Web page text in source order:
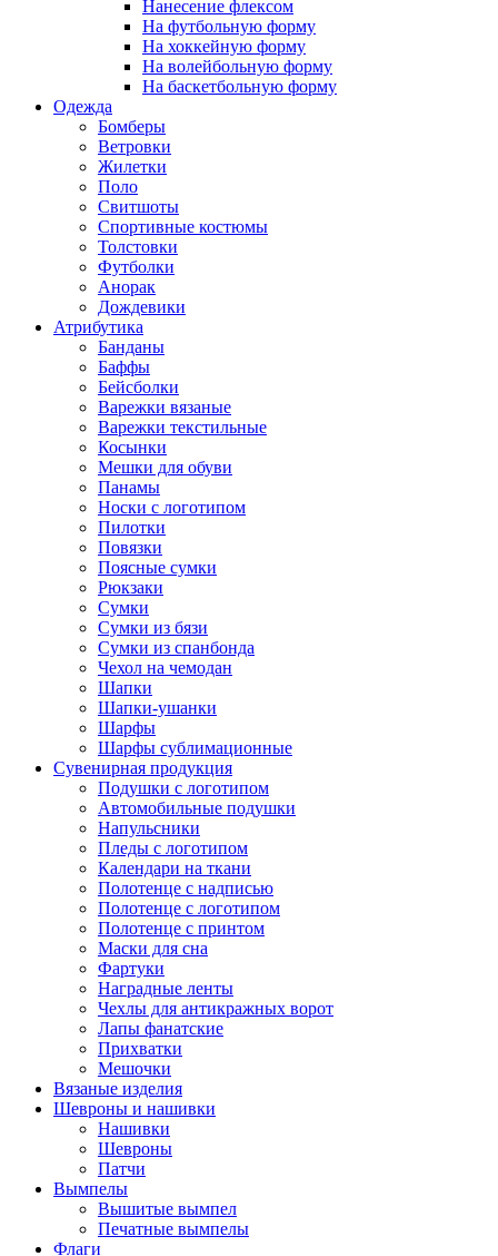
Нанесение флексом
На футбольную форму
На хоккейную форму
На волейбольную форму
На баскетбольную форму
Одежда
Бомберы
Ветровки
Жилетки
Поло
Свитшоты
Спортивные костюмы
Толстовки
Футболки
Анорак
Дождевики
Атрибутика
Банданы
Баффы
Бейсболки
Варежки вязаные
Варежки текстильные
Косынки
Мешки для обуви
Панамы
Носки с логотипом
Пилотки
Повязки
Поясные сумки
Рюкзаки
Сумки
Сумки из бязи
Сумки из спанбонда
Чехол на чемодан
Шапки
Шапки-ушанки
Шарфы
Шарфы сублимационные
Сувенирная продукция
Подушки с логотипом
Автомобильные подушки
Напульсники
Пледы с логотипом
Календари на ткани
Полотенце с надписью
Полотенце с логотипом
Полотенце с принтом
Маски для сна
Фартуки
Наградные ленты
Чехлы для антикражных ворот
Лапы фанатские
Прихватки
Мешочки
Вязаные изделия
Шевроны и нашивки
Нашивки
Шевроны
Патчи
Вымпелы
Вышитые вымпел
Печатные вымпелы
Флаги